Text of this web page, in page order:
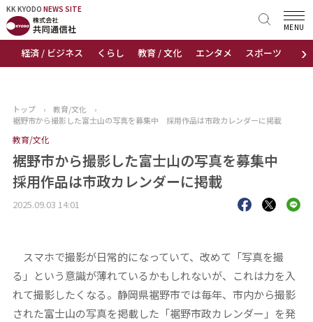
KK KYODO NEWS SITE
›
経済 / ビジネス くらし 教育 / 文化 エンタメ スポーツ 地域
MENU
KK KYODONEWS SITE
トップページ
ニュース
おすすめコンテンツ
出版物
トップ › 教育/文化
›
裾野市から撮影した富士山の写真を募集中 採用作品は市政カレンダーに掲載
教育/文化
裾野市から撮影した富士山の写真を募集中
採用作品は市政カレンダーに掲載
2025.09.03 14:01
スマホで撮影が日常的になっていて、改めて「写真を撮
る」という意識が薄れているかもしれないが、これは力を入
れて撮影したくなる。静岡県裾野市では毎年、市内から撮影
された富士山の写真を掲載した「裾野市政カレンダー」を発